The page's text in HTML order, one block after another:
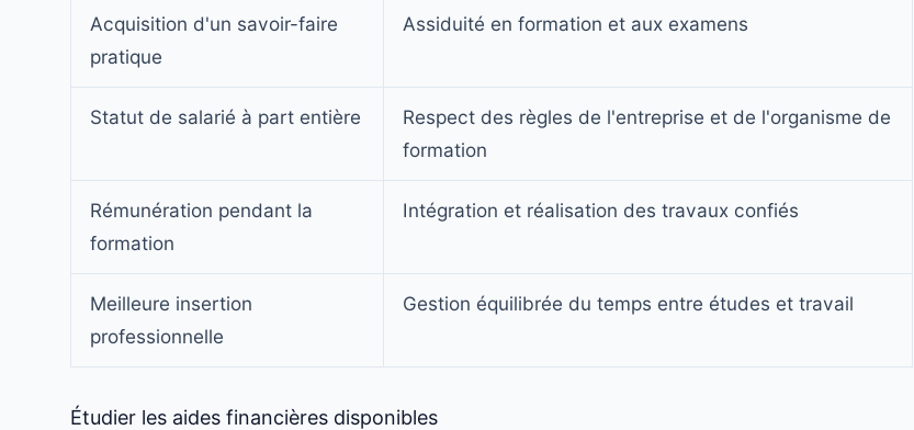
Acquisition d'un savoir-faire
pratique
Assiduité en formation et aux examens
Statut de salarié à part entière
Respect des règles de l'entreprise et de l'organisme de
formation
Rémunération pendant la
formation
Intégration et réalisation des travaux confiés
Meilleure insertion
professionnelle
Gestion équilibrée du temps entre études et travail
Étudier les aides financières disponibles